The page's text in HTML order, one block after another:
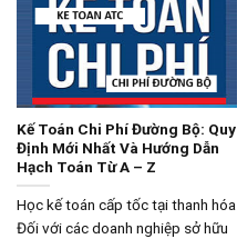
Kế Toán Chi Phí Đường Bộ: Quy
Định Mới Nhất Và Hướng Dẫn
Hạch Toán Từ A – Z
Học kế toán cấp tốc tại thanh hóa
Đối với các doanh nghiệp sở hữu